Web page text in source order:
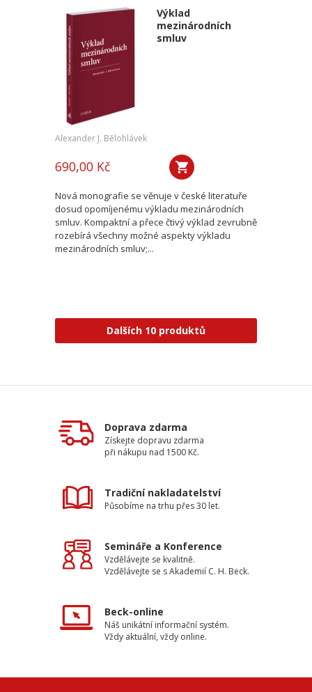
Výklad
mezinárodních
smluv
Alexander J. Bělohlávek
690,00 Kč
Nová monografie se věnuje v české literatuře
dosud opomíjenému výkladu mezinárodních
smluv. Kompaktní a přece čtivý výklad zevrubně
rozebírá všechny možné aspekty výkladu
mezinárodních smluv;...
Dalších 10 produktů
Doprava zdarma
Získejte dopravu zdarma
při nákupu nad 1500 Kč.
Tradiční nakladatelství
Působíme na trhu přes 30 let.
Semináře a Konference
Vzdělávejte se kvalitně.
Vzdělávejte se s Akademií C. H. Beck.
Beck-online
Náš unikátní informační systém.
Vždy aktuální, vždy online.